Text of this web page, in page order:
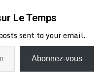
Le Temps
sent to your email.
Abonnez-vous